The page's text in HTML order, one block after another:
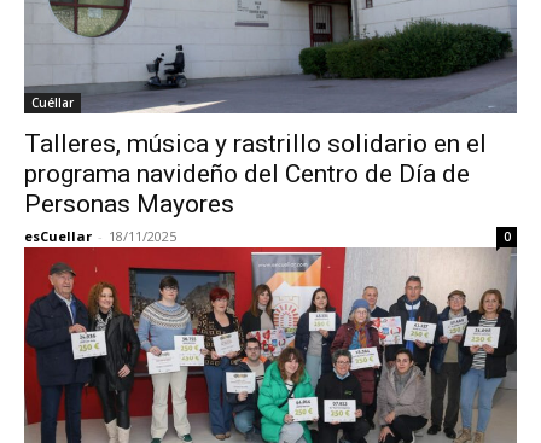
Cuéllar
Talleres, música y rastrillo solidario en el
programa navideño del Centro de Día de
Personas Mayores
esCuellar - 18/11/2025 0